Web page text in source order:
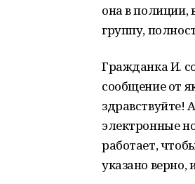
она в полиции,
группу,
Гражданка И.
сообщение от
здравствуйте!
электронные
работает,
указано